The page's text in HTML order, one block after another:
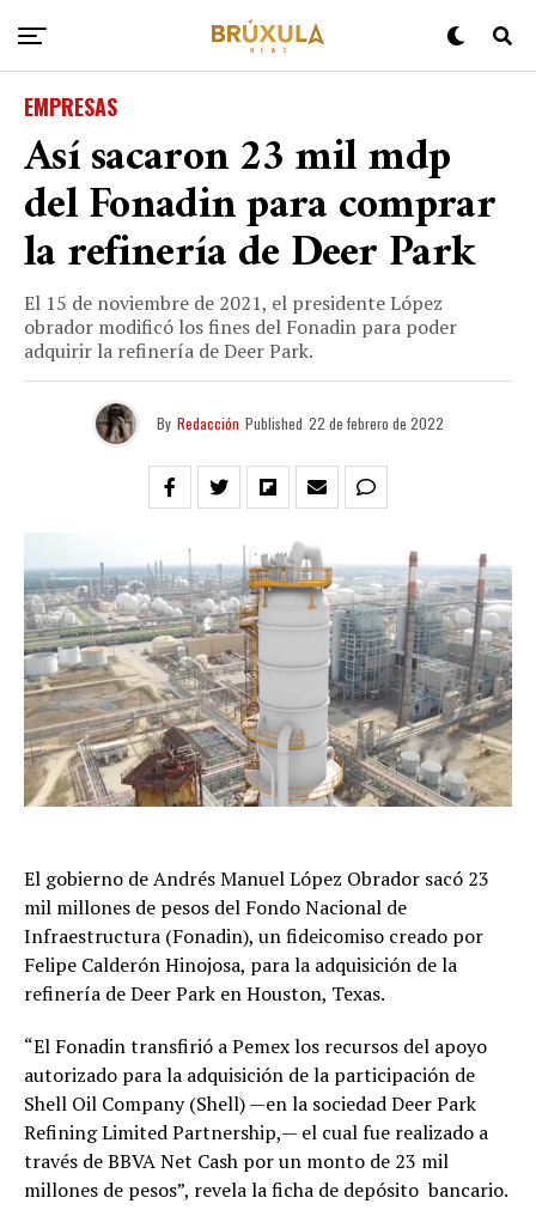
EMPRESAS
Así sacaron 23 mil mdp
del Fonadin para comprar
la refinería de Deer Park
El 15 de noviembre de 2021, el presidente López
obrador modificó los fines del Fonadin para poder
adquirir la refinería de Deer Park.
By Redacción Published 22 de febrero de 2022
El gobierno de Andrés Manuel López Obrador sacó 23
mil millones de pesos del Fondo Nacional de
Infraestructura (Fonadin), un fideicomiso creado por
Felipe Calderón Hinojosa, para la adquisición de la
refinería de Deer Park en Houston, Texas.
“El Fonadin transfirió a Pemex los recursos del apoyo
autorizado para la adquisición de la participación de
Shell Oil Company (Shell) —en la sociedad Deer Park
Refining Limited Partnership,— el cual fue realizado a
través de BBVA Net Cash por un monto de 23 mil
millones de pesos”, revela la ficha de depósito bancario.